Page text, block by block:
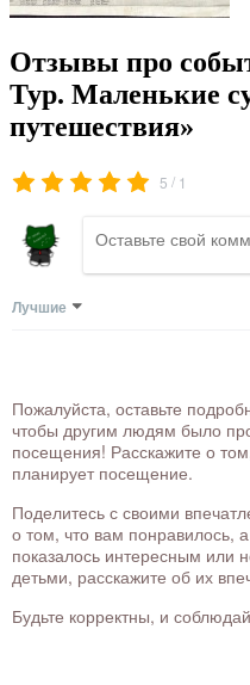
Отзывы про
Тур. Маленькие
путешествия»
5 / 1
Лучшие
Пожалуйста, оставьте
чтобы другим людям было
посещения! Расскажите о
планирует посещение.
Поделитесь с своими
о том, что вам понравилось,
показалось интересным или
детьми, расскажите об их
Будьте корректны, и